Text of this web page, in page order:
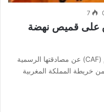
7
على قميص نهضة
أعلنت الكونفدرالية الإفريقية لكرة القدم (CAF) عن مصادقتها الرسمية
خريطة المملكة المغربية